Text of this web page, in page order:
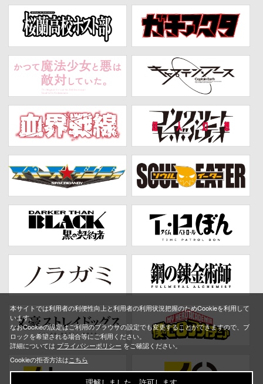
本サイトでは利用者の利便性向上と利用者の利用状況把握のためCookieを利用して
います。
なおCookieの設定はご利用のブラウザの設定でも変更することができますので、ブ
ロックを希望される場合等にご利用ください。
詳細については プライバシーポリシー をご確認ください。
Cookieの拒否方法はこちら